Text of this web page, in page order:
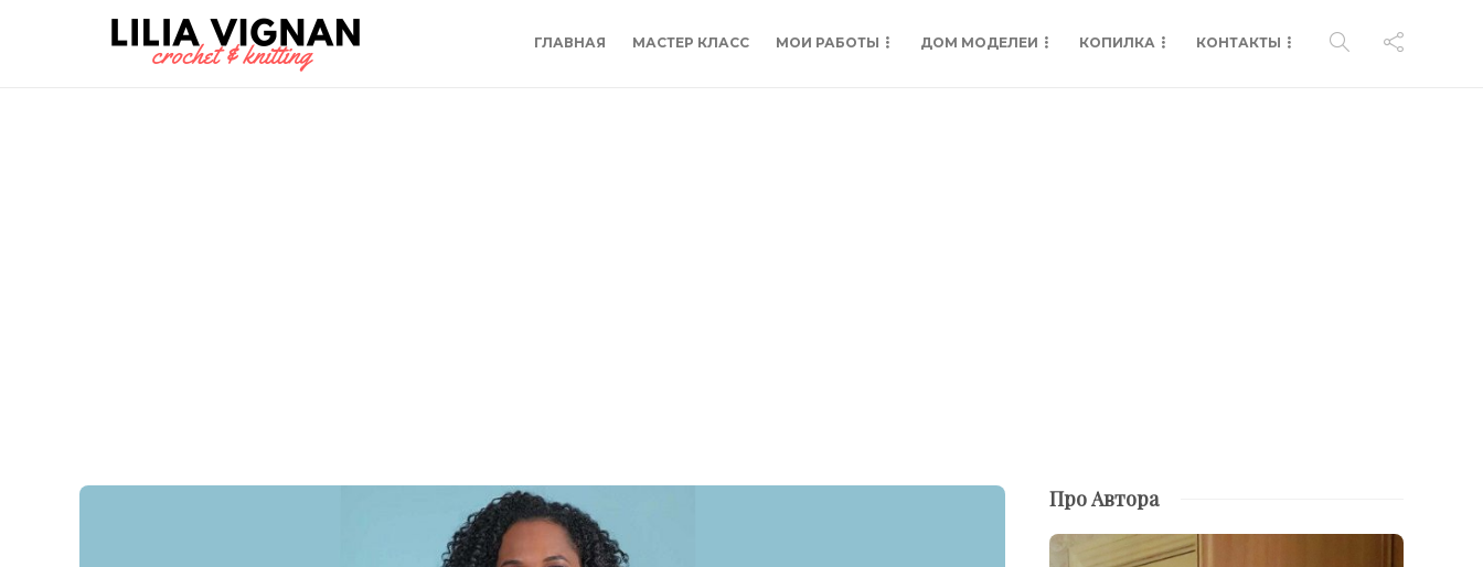
ГЛАВНАЯ МАСТЕР КЛАСС МОИ РАБОТЫ ДОМ МОДЕЛЕИ КОПИЛКА КОНТАКТЫ
Про Автора